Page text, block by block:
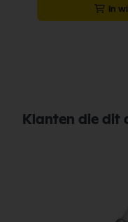
In
Klanten die dit